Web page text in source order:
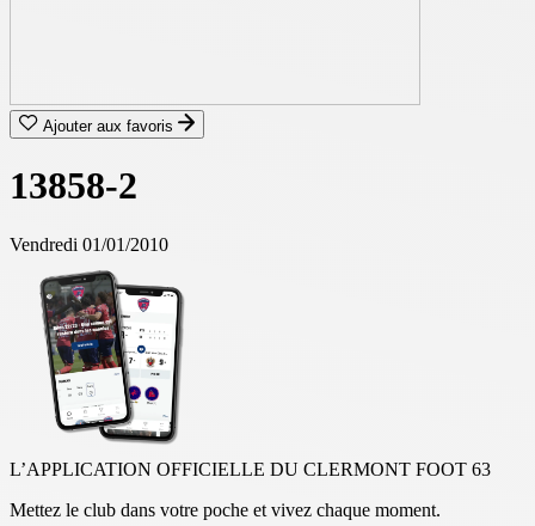
Ajouter aux favoris
13858-2
Vendredi 01/01/2010
L’APPLICATION OFFICIELLE DU CLERMONT FOOT 63
Mettez le club dans votre poche et vivez chaque moment.